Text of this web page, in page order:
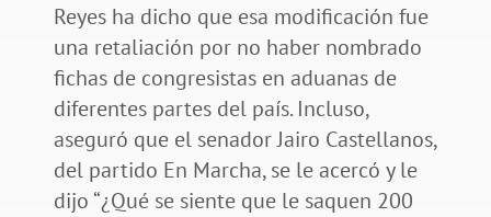
Reyes ha dicho que esa modificación fue
una retaliación por no haber nombrado
fichas de congresistas en aduanas de
diferentes partes del país. Incluso,
aseguró que el senador Jairo Castellanos,
del partido En Marcha, se le acercó y le
dijo “¿Qué se siente que le saquen 200